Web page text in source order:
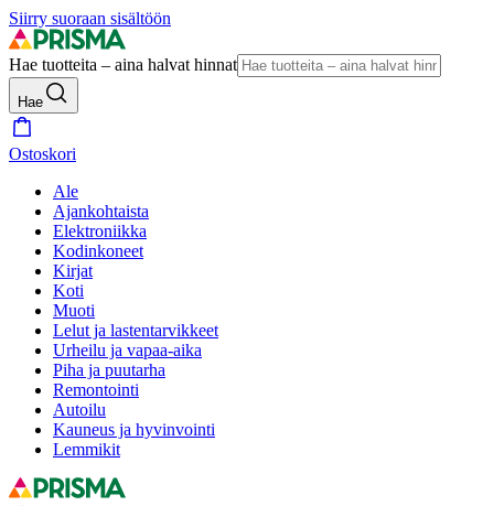
Siirry suoraan sisältöön
Hae tuotteita – aina halvat hinnat
Hae
Ostoskori
Ale
Ajankohtaista
Elektroniikka
Kodinkoneet
Kirjat
Koti
Muoti
Lelut ja lastentarvikkeet
Urheilu ja vapaa-aika
Piha ja puutarha
Remontointi
Autoilu
Kauneus ja hyvinvointi
Lemmikit